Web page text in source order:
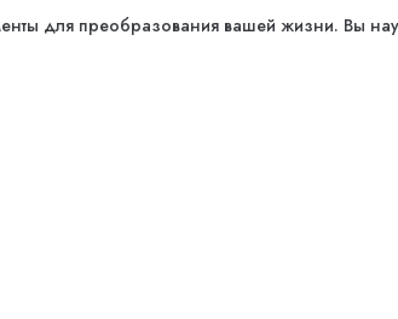
для преобразования вашей жизни. Вы